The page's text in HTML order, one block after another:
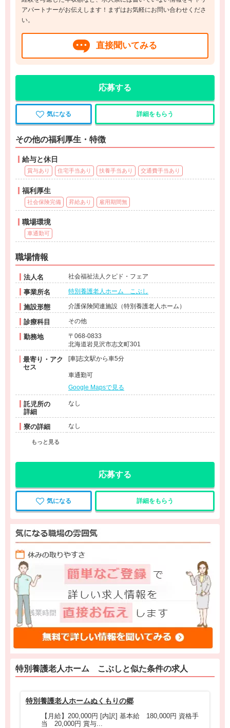
アパートナーがお伝えします！まずはお気軽にお問い合わせくださ
い。
直接聞いてみる
応募する
気になる 詳細をもらう
その他の福利厚生・特徴
給与と休日
賞与あり 住宅手当あり 扶養手当あり 交通費手当あり
福利厚生
社会保険完備 昇給あり 雇用期間無
職場環境
車通勤可
職場情報
法人名 社会福祉法人クピド・フェア
事業所名 特別養護老人ホーム こぶし
施設形態 介護保険関連施設（特別養護老人ホーム）
診療科目 その他
勤務地
〒068-0833
北海道岩見沢市志文町301
最寄り・アク
セス
[車]志文駅から車5分
車通勤可
Google Mapsで見る
託児所の
詳細
なし
寮の詳細 なし
もっと見る
応募する
気になる 詳細をもらう
特別養護老人ホーム こぶしと似た条件の求人
特別養護老人ホームぬくもりの郷
【月給】200,000円 [内訳] 基本給 180,000円 資格手
当 20,000円 賞与...